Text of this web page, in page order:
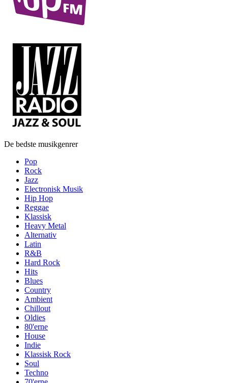
De bedste musikgenrer
Pop
Rock
Jazz
Electronisk Musik
Hip Hop
Reggae
Klassisk
Heavy Metal
Alternativ
Latin
R&B
Hard Rock
Hits
Blues
Country
Ambient
Chillout
Oldies
80'erne
House
Indie
Klassisk Rock
Soul
Techno